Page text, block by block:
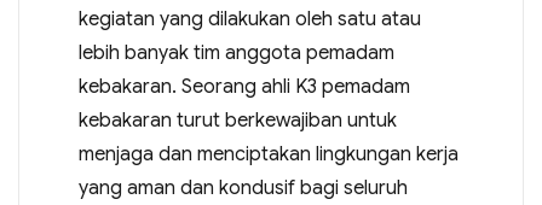
kegiatan yang dilakukan oleh satu atau
lebih banyak tim anggota pemadam
kebakaran. Seorang ahli K3 pemadam
kebakaran turut berkewajiban untuk
menjaga dan menciptakan lingkungan kerja
yang aman dan kondusif bagi seluruh